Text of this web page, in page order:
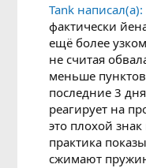
Tank написал(а):
фактически
ещё более
не считая
меньше
последние 3
реагирует на
это плохой
практика
сжимают